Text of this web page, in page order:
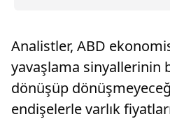
Analistler, ABD
yavaşlama sinyallerinin
dönüşüp
endişelerle varlık